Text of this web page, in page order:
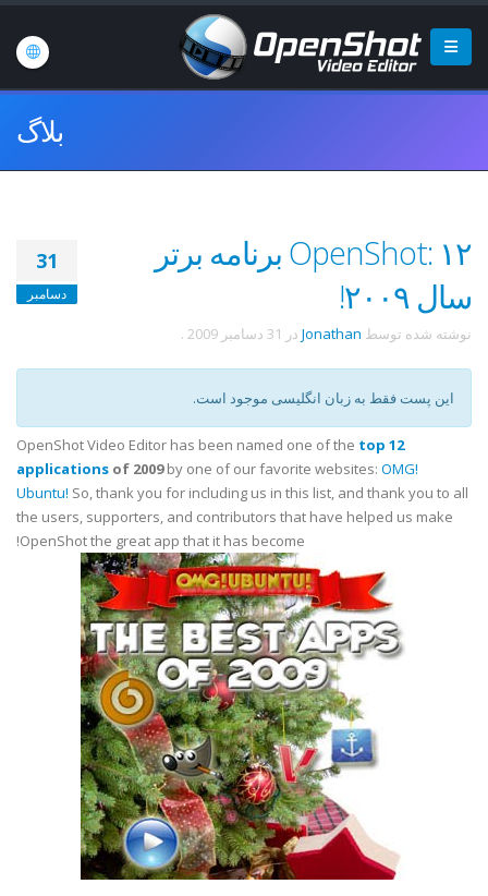
بلاگ
31
دسامبر
OpenShot: ۱۲ برنامه برتر
سال ۲۰۰۹!
نوشته شده توسط Jonathan در 31 دسامبر 2009 .
این پست فقط به زبان انگلیسی موجود است.
OpenShot Video Editor has been named one of the top 12
applications of 2009by one of our favorite websites: OMG!
Ubuntu! So, thank you for including us in this list, and thank you to all
the users, supporters, and contributors that have helped us make
OpenShot the great app that it has become!